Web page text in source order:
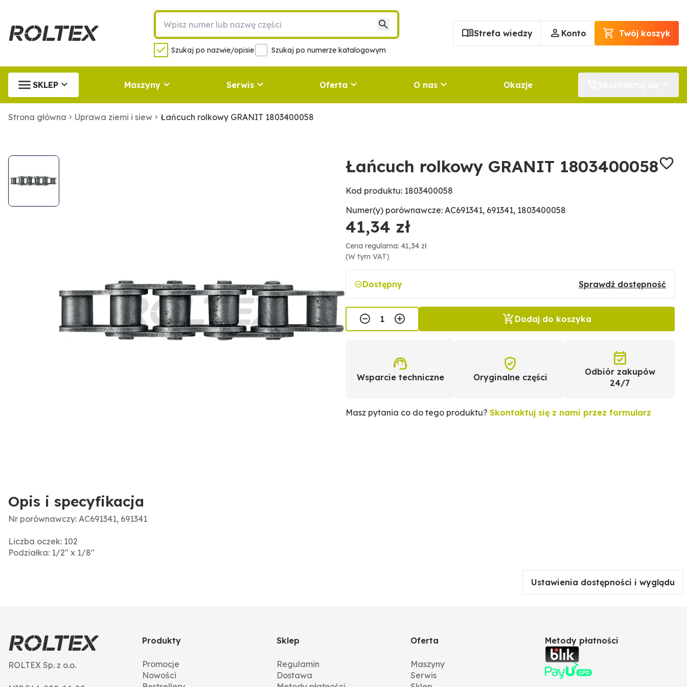
Szukaj po nazwie/opisie Szukaj po numerze katalogowym
Strefa wiedzy Konto Twój koszyk
SKLEP Maszyny Serwis Oferta O nas Okazje
Strona główna Uprawa ziemi i siew Łańcuch rolkowy GRANIT 1803400058
Łańcuch rolkowy GRANIT 1803400058
Kod produktu: 1803400058
Numer(y) porównawcze: AC691341, 691341, 1803400058
41,34 zł
Cena regularna: 41,34 zł
(W tym VAT)
Dostępny Sprawdź dostępność
Dodaj do koszyka
Wsparcie techniczne Oryginalne części
Odbiór zakupów
24/7
Masz pytania co do tego produktu? Skontaktuj się z nami przez formularz
Opis i specyfikacja
Nr porównawczy: AC691341, 691341
Liczba oczek: 102
Podziałka: 1/2" x 1/8"
Ustawienia dostępności i wyglądu
ROLTEX Sp. z o.o.
Produkty
Promocje
Nowości
Sklep
Regulamin
Dostawa
Oferta
Maszyny
Serwis
Metody płatności